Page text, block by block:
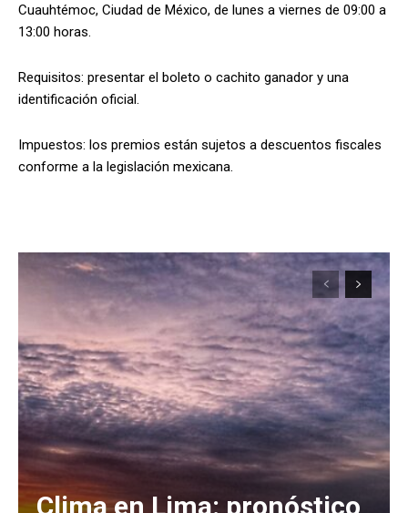
Cuauhtémoc, Ciudad de México, de lunes a viernes de 09:00 a
13:00 horas.
Requisitos: presentar el boleto o cachito ganador y una
identificación oficial.
Impuestos: los premios están sujetos a descuentos fiscales
conforme a la legislación mexicana.
Clima en Lima: pronóstico